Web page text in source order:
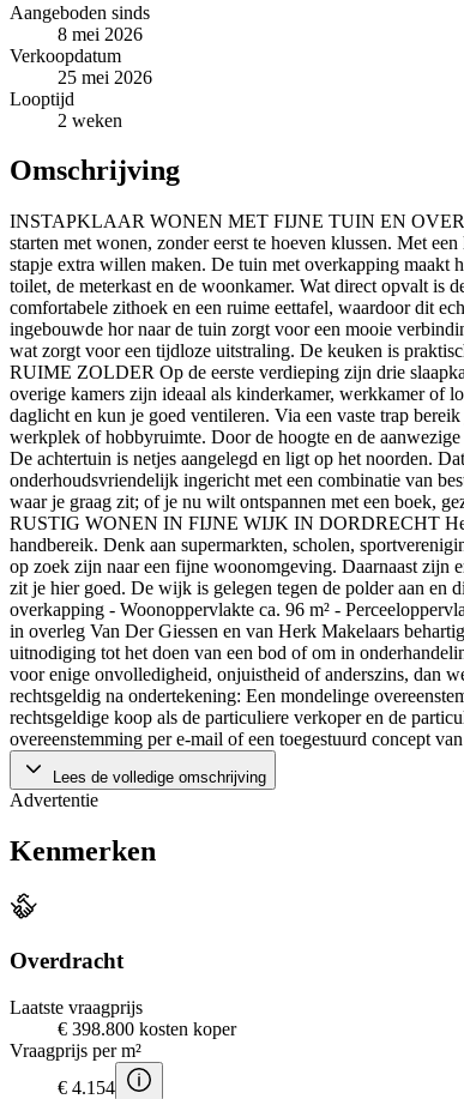
Aangeboden sinds
8 mei 2026
Verkoopdatum
25 mei 2026
Looptijd
2 weken
Omschrijving
INSTAPKLAAR WONEN MET FIJNE TUIN EN
starten met wonen, zonder eerst te hoeven klussen. Met
stapje extra willen maken. De tuin met overkapping
toilet, de meterkast en de woonkamer. Wat direct opvalt is
comfortabele zithoek en een ruime eettafel, waardoor dit
ingebouwde hor naar de tuin zorgt voor een mooie
wat zorgt voor een tijdloze uitstraling. De keuken is
RUIME ZOLDER Op de eerste verdieping zijn drie
overige kamers zijn ideaal als kinderkamer, werkkamer of
daglicht en kun je goed ventileren. Via een vaste trap
werkplek of hobbyruimte. Door de hoogte en de
De achtertuin is netjes aangelegd en ligt op het noorden.
onderhoudsvriendelijk ingericht met een combinatie van
waar je graag zit; of je nu wilt ontspannen met een boek,
RUSTIG WONEN IN FIJNE WIJK IN DORDRECHT Het
handbereik. Denk aan supermarkten, scholen,
op zoek zijn naar een fijne woonomgeving. Daarnaast zijn
zit je hier goed. De wijk is gelegen tegen de polder aan
overkapping - Woonoppervlakte ca. 96 m² -
in overleg Van Der Giessen en van Herk Makelaars
uitnodiging tot het doen van een bod of om in
voor enige onvolledigheid, onjuistheid of anderszins, dan
rechtsgeldig na ondertekening: Een mondelinge
rechtsgeldige koop als de particuliere verkoper en de
overeenstemming per e-mail of een toegestuurd concept
Lees de volledige omschrijving
Advertentie
Kenmerken
Overdracht
Laatste vraagprijs
€ 398.800 kosten koper
Vraagprijs per m²
€ 4.154